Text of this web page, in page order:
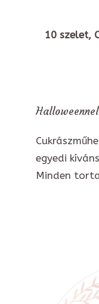
10 szelet,
egyedi
Minden